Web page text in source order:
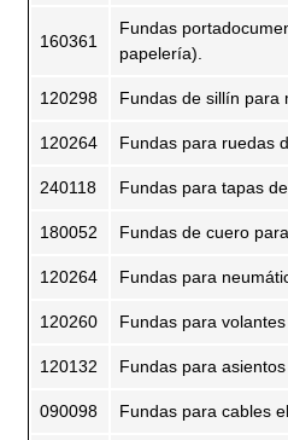
160361
Fundas
papelería).
120298 Fundas de sillín para
120264 Fundas para ruedas
240118 Fundas para tapas
180052 Fundas de cuero
120264 Fundas para
120260 Fundas para
120132 Fundas para
090098 Fundas para cables